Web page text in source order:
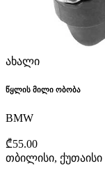
ახალი
წყლის მილი ობობა
BMW
₾55.00
თბილისი, ქუთაისი